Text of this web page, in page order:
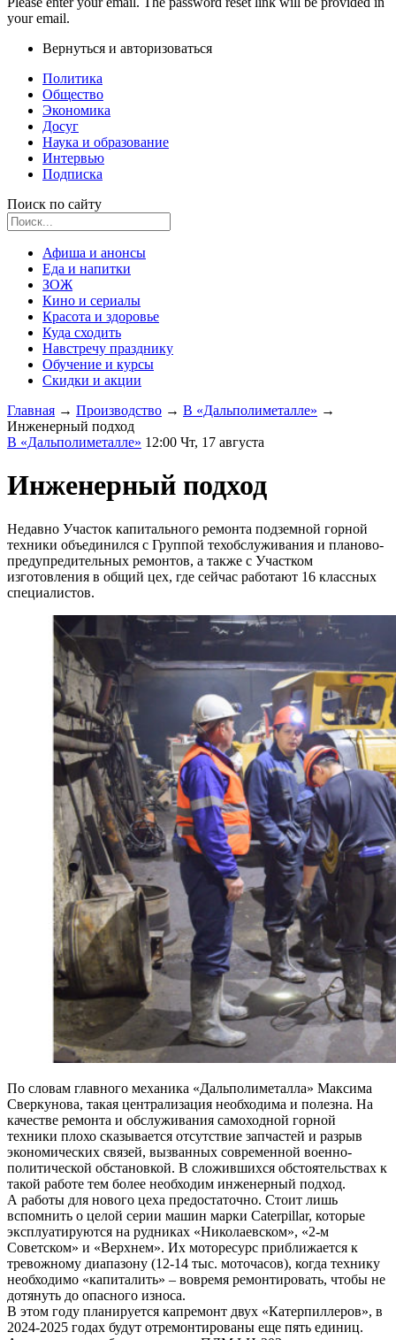
your email.
Вернуться и авторизоваться
Политика
Общество
Экономика
Досуг
Наука и образование
Интервью
Подписка
Поиск по сайту
Афиша и анонсы
Еда и напитки
ЗОЖ
Кино и сериалы
Красота и здоровье
Куда сходить
Навстречу празднику
Обучение и курсы
Скидки и акции
Главная → Производство → В «Дальполиметалле» →
Инженерный подход
В «Дальполиметалле» 12:00 Чт, 17 августа
Инженерный подход
Недавно Участок капитального ремонта подземной горной
техники объединился с Группой техобслуживания и планово-
предупредительных ремонтов, а также с Участком
изготовления в общий цех, где сейчас работают 16 классных
специалистов.
По словам главного механика «Дальполиметалла» Максима
Сверкунова, такая централизация необходима и полезна. На
качестве ремонта и обслуживания самоходной горной
техники плохо сказывается отсутствие запчастей и разрыв
экономических связей, вызванных современной военно-
политической обстановкой. В сложившихся обстоятельствах к
такой работе тем более необходим инженерный подход.
А работы для нового цеха предостаточно. Стоит лишь
вспомнить о целой серии машин марки Caterpillar, которые
эксплуатируются на рудниках «Николаевском», «2-м
Советском» и «Верхнем». Их моторесурс приближается к
тревожному диапазону (12-14 тыс. моточасов), когда технику
необходимо «капиталить» – вовремя ремонтировать, чтобы не
дотянуть до опасного износа.
В этом году планируется капремонт двух «Катерпиллеров», в
2024-2025 годах будут отремонтированы еще пять единиц.